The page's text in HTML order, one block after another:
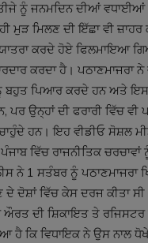
ਨੂੰ ਜਨਮਦਿਨ ਦੀਆਂ
ਮੁੜ ਮਿਲਣ ਦੀ ਇੱਛਾ ਵੀ ਜ਼ਾਹਰ
ਕਰਦੇ ਹੋਏ ਫਿਲਮਾਇਆ
ਕਰਦਾ ਹੈ। ਪਠਾਣਮਾਜਰਾ ਨੇ
ਬਹੁਤ ਪਿਆਰ ਕਰਦੇ ਹਨ ਅਤੇ ਇਸ
ਉਨ੍ਹਾਂ ਦੀ ਫਰਾਰੀ ਵਿੱਚ ਵੀ
ਹਨ। ਇਹ ਵੀਡੀਓ ਸੋਸ਼ਲ
ਵਿੱਚ ਰਾਜਨੀਤਿਕ ਚਰਚਾਵਾਂ
ਨੇ 1 ਸਤੰਬਰ ਨੂੰ ਪਠਾਣਮਾਜਰਾ
ਦੇ ਦੋਸ਼ਾਂ ਵਿੱਚ ਕੇਸ ਦਰਜ ਕੀਤਾ
ਦੀ ਸ਼ਿਕਾਇਤ ਤੇ ਰਜਿਸਟਰ
ਹੈ ਕਿ ਵਿਧਾਇਕ ਨੇ ਉਸ ਨਾਲ